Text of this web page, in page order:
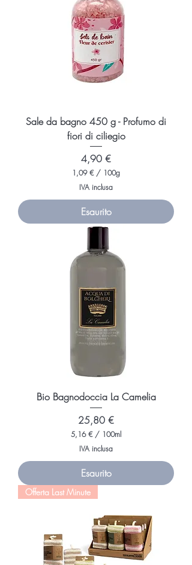
Sale da bagno 450 g - Profumo di
fiori di ciliegio
Prezzo
4,90 €
1,09 € / 100g
,
0
9
€
e
r
0
G
r
a
m
m
i
IVA inclusa
Esaurito
Bio Bagnodoccia La Camelia
Prezzo
25,80 €
5,16 € / 100ml
,
1
6
p
r
1
0
0
M
IVA inclusa
Esaurito
Offerta Last Minute